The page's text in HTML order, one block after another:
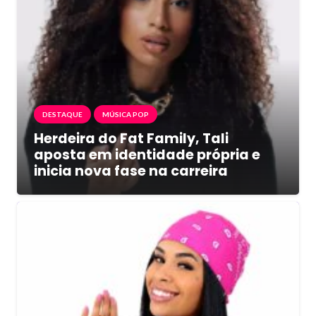
DESTAQUE MÚSICA POP
Herdeira do Fat Family, Tali
aposta em identidade própria e
inicia nova fase na carreira